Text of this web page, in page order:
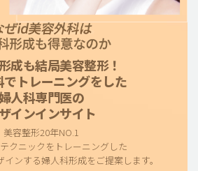
成も結局美容整形！
でトレーニングをした
人科専門医の
インインサイト
美容整形20年NO.1
クニックをトレーニングした
ンする婦人科形成をご提案します。